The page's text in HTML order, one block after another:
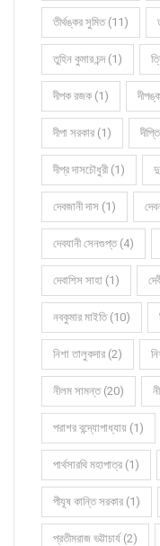
তীর্থঙ্কর সুমিত (11)
তুহিন কুমার চন্দ (1)
দীপক রজক (1)
দীপা সরকার (1)
দীপ্র দাসচৌধুরী (1)
দেবজানী দাস (1)
দেবযানী সেনগুপ্ত (4)
দেবাশিস সাহা (1)
নবকুমার মাইতি (10)
নিশা তালুকদার (2)
নীলম সামন্ত (20)
পরাশর বন্দ্যোপাধ্যায় (1)
পার্থসারথি মহাপাত্র (1)
পীযূষ কান্তি সরকার (1)
প্রতীমরাজ ভট্টাচার্য (2)